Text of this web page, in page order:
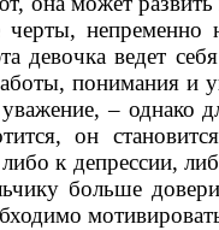
черты,
девочка ведет
понимания и
–
он
к депрессии,
больше